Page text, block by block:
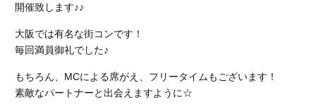
開催致します♪♪
大阪では有名な街コンです！
毎回満員御礼でした♪
もちろん、MCによる席がえ、フリータイムもございます！
素敵なパートナーと出会えますように☆